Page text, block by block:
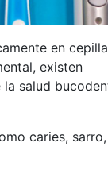
en
existen
salud
caries, sarro,